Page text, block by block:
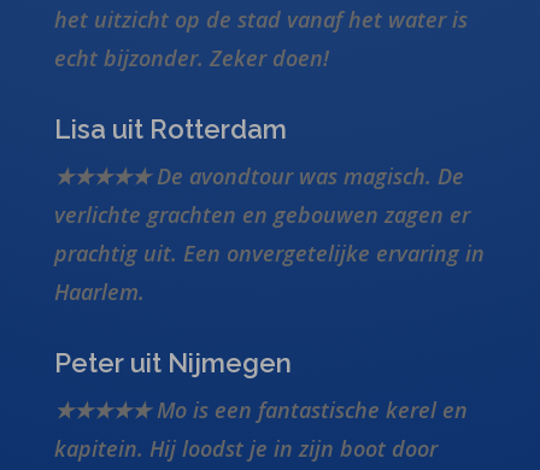
het uitzicht op de stad vanaf het water is
echt bijzonder. Zeker doen!
Lisa uit Rotterdam
★★★★★ De avondtour was magisch. De
verlichte grachten en gebouwen zagen er
prachtig uit. Een onvergetelijke ervaring in
Haarlem.
Peter uit Nijmegen
★★★★★ Mo is een fantastische kerel en
kapitein. Hij loodst je in zijn boot door